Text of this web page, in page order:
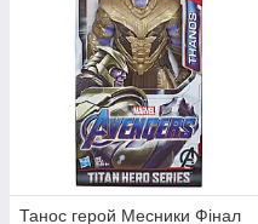
підключення
Танос герой Месники Фінал